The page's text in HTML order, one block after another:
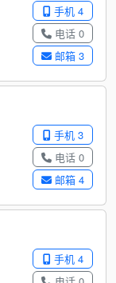
手机 4
电话 0
邮箱 3
手机 3
电话 0
邮箱 4
手机 4